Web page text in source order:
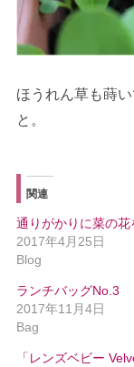
ほうれん草も蒔
と。
関連
通りがかりに菜の花
2017年4月25日
Blog
ランチバッグNo.3
2017年11月4日
Bag
「レンズベビー